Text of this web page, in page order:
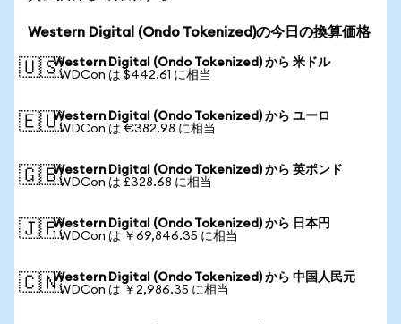
Western Digital (Ondo Tokenized)の今日の換算価格
🇺🇸Western Digital (Ondo Tokenized) から 米ドル
1 WDCon は $442.61 に相当
🇪🇺Western Digital (Ondo Tokenized) から ユーロ
1 WDCon は €382.98 に相当
🇬🇧Western Digital (Ondo Tokenized) から 英ポンド
1 WDCon は £328.68 に相当
🇯🇵Western Digital (Ondo Tokenized) から 日本円
1 WDCon は ￥69,846.35 に相当
🇨🇳Western Digital (Ondo Tokenized) から 中国人民元
1 WDCon は ￥2,986.35 に相当